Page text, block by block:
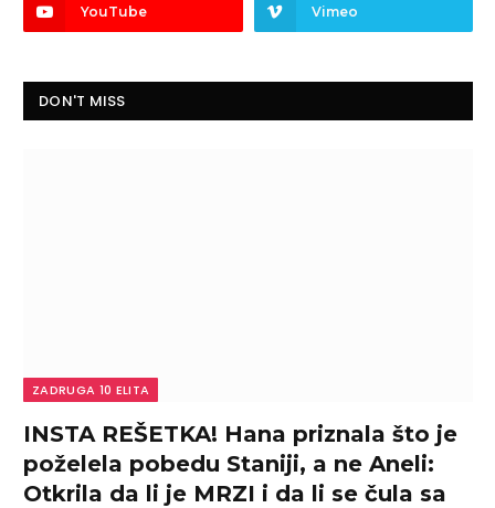
YouTube Vimeo
DON'T MISS
ZADRUGA 10 ELITA
INSTA REŠETKA! Hana priznala što je
poželela pobedu Staniji, a ne Aneli:
Otkrila da li je MRZI i da li se čula sa